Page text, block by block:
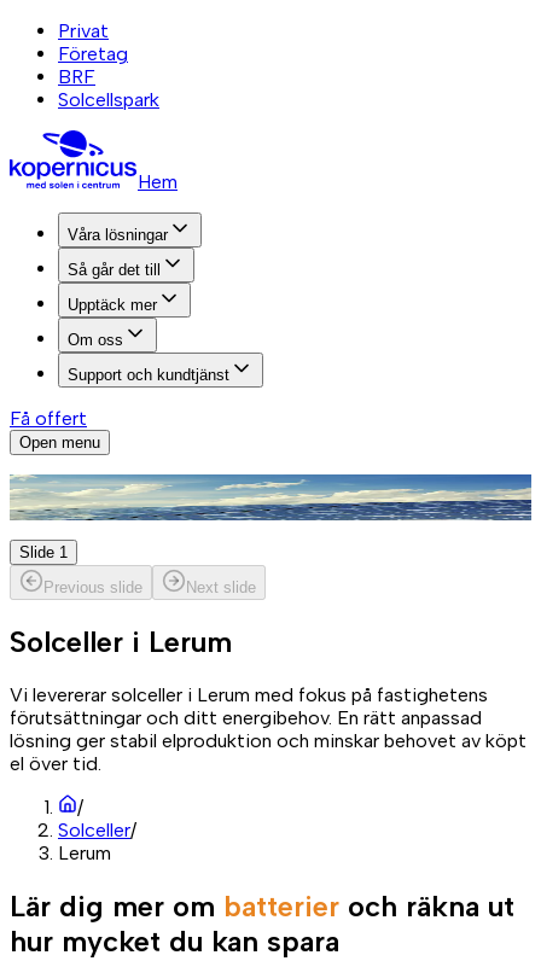
Privat
Företag
BRF
Solcellspark
Hem
Våra lösningar
Så går det till
Upptäck mer
Om oss
Support och kundtjänst
Få offert
Open menu
Slide 1
Previous slide
Next slide
Solceller i Lerum
Vi levererar solceller i Lerum med fokus på fastighetens
förutsättningar och ditt energibehov. En rätt anpassad
lösning ger stabil elproduktion och minskar behovet av köpt
el över tid.
/
Solceller/
Lerum
Lär dig mer om batterier och räkna ut
hur mycket du kan spara